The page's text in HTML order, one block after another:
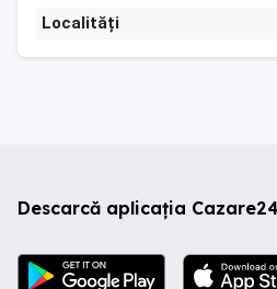
Localități
Descarcă aplicația Cazare24